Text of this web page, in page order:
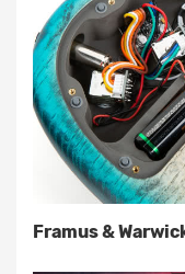
Framus &